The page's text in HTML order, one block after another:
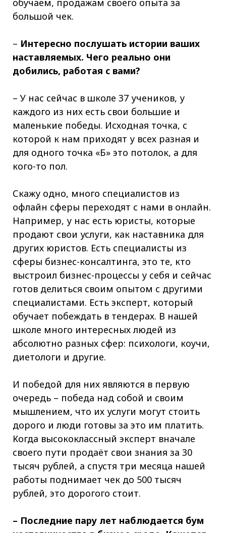
обучаем, продажам своего опыта за
большой чек.
– Интересно послушать истории ваших
наставляемых. Чего реально они
добились, работая с вами?
– У нас сейчас в школе 37 учеников, у
каждого из них есть свои большие и
маленькие победы. Исходная точка, с
которой к нам приходят у всех разная и
для одного точка «Б» это потолок, а для
кого-то пол.
Скажу одно, много специалистов из
офлайн сферы переходят с нами в онлайн.
Например, у нас есть юристы, которые
продают свои услуги, как наставника для
других юристов. Есть специалисты из
сферы бизнес-консалтинга, это те, кто
выстроил бизнес-процессы у себя и сейчас
готов делиться своим опытом с другими
специалистами. Есть эксперт, который
обучает побеждать в тендерах. В нашей
школе много интересных людей из
абсолютно разных сфер: психологи, коучи,
диетологи и другие.
И победой для них являются в первую
очередь – победа над собой и своим
мышлением, что их услуги могут стоить
дорого и люди готовы за это им платить.
Когда высококлассный эксперт вначале
своего пути продаёт свои знания за 30
тысяч рублей, а спустя три месяца нашей
работы поднимает чек до 500 тысяч
рублей, это дорогого стоит.
– Последние пару лет наблюдается бум